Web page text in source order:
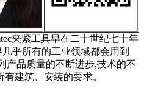
夹紧工具早在二十世纪七十年
乎所有的工业领域都会用到
产品质量的不断进步,技术的不
建筑、安装的要求。